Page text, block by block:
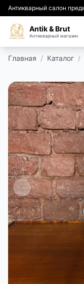
Антикварный салон
Antik & Brut
Антикварный магазин
АРЕНДА
ПОДАРКИ
КИНОСЪЕМКА
ЭКСКУРСИИ
РЕСТАВРАЦИЯ
КУРСЫ ПО
ДОСТАВКА И
Главная / Каталог /